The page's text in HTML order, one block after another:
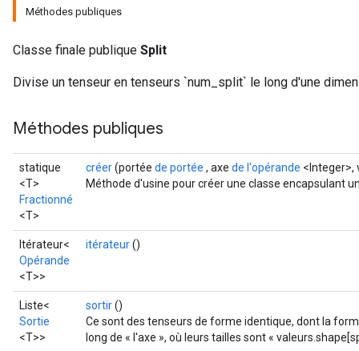
Méthodes publiques
Classe finale publique Split
Divise un tenseur en tenseurs `num_split` le long d'une
Méthodes publiques
statique
<T>
Fractionné
<T>
créer(portée de portée , axe de l'opérande <Integer>,
Méthode d'usine pour créer une classe encapsulant
Itérateur<
Opérande
<T>>
itérateur()
Liste<
Sortie
<T>>
sortir()
Ce sont des tenseurs de forme identique, dont la
long de « l'axe », où leurs tailles sont «